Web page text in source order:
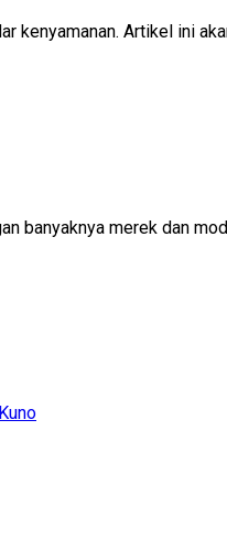
kenyamanan. Artikel ini
banyaknya merek dan